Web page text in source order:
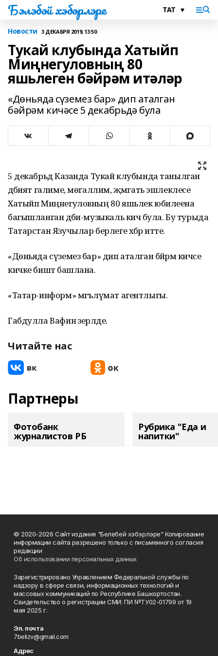
Бэлэбэй хэбэрлэре
Новости 3 ДЕКАБРЯ 2019, 13:50
Тукай клубында Хатыйп
Миңнегуловның 80
яшьлеген бәйрәм итәләр
«Дөньяда сүземез бар» дип аталган
бәйрәм кичәсе 5 декабрьдә була
5 декабрьдә Казанда Тукай клубында танылган
әдәбият галиме, мөгаллим, җәмәгать эшлеклесе
Хатыйп Миңнегуловның 80 яшьлек юбилеена
багышланган әдәби-музыкаль кичә була. Бу турыда
Татарстан Язучылар берлеге хәбәр итте.
«Дөньяда сүземез бар» дип аталган бәйрәм кичәсе
кичке биштә башлана.
«Татар-информ» мәгълүмат агентлыгы.
Габдулла Вафин әзерләде.
Читайте нас
Партнеры
Фотобанк
журналистов РБ
Рубрика "Еда и
напитки"
© 2020-2026 Сайт издания "Белебей хэбэрлэре" Копирование
информации сайта разрешено только с письменного согласия
редакции
Об использовании персональных данных
Зарегистрировано Управлением Федеральной службы по
надзору в сфере связи, информационных технологий и
массовых коммуникаций по Республике Башкортостан.
Свидетельство о регистрации СМИ: ПИ №ТУ02-01799 от 19
мая 2025 г.
Эл. почта
7belizv@gmail.com
Адрес